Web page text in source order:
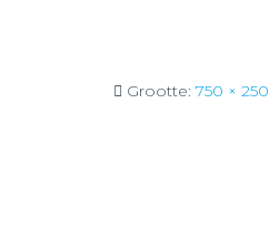
Grootte: 750 × 250